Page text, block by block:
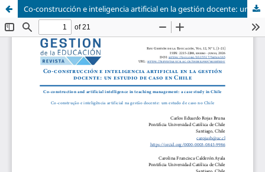
Co-construcción e inteligencia artificial en la gestión docente: un estudio de caso en Chile